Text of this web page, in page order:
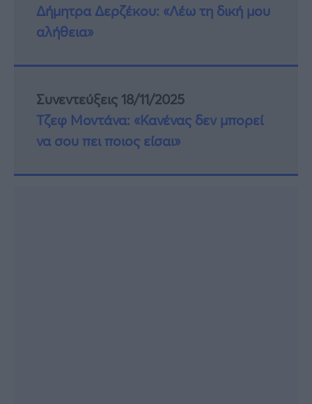
Δήμητρα Δερζέκου: «Λέω τη δική μου
αλήθεια»
Συνεντεύξεις 18/11/2025
Τζεφ Μοντάνα: «Κανένας δεν μπορεί
να σου πει ποιος είσαι»